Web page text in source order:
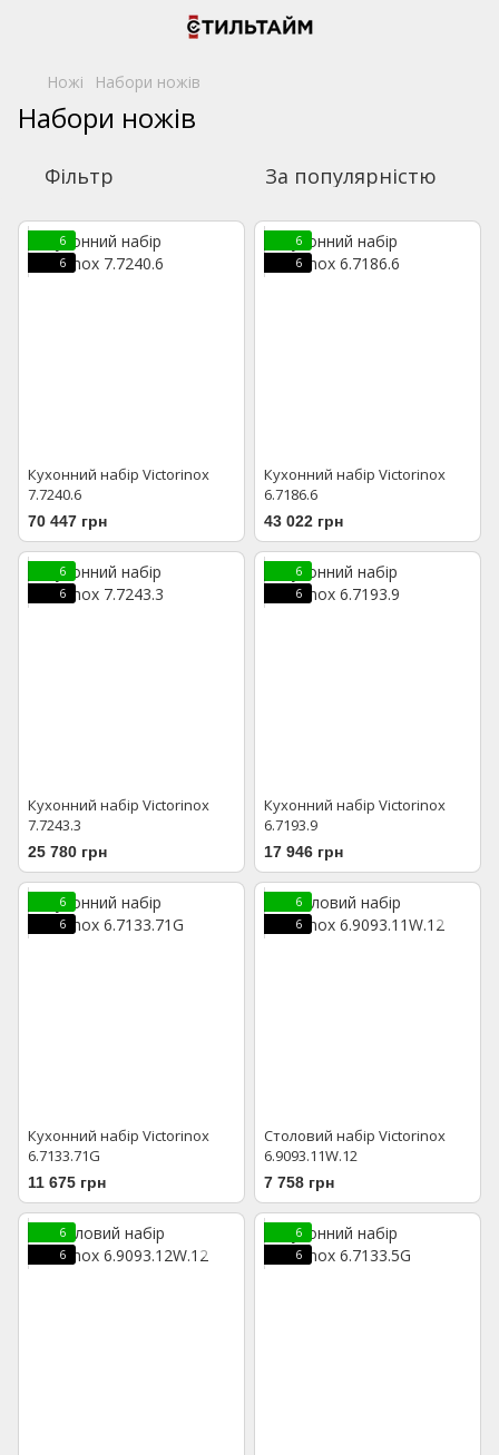
Ножі Набори ножів
Набори ножів
Фільтр За популярністю
6
6
Кухонний набір Victorinox
7.7240.6
70 447 грн
6
6
Кухонний набір Victorinox
6.7186.6
43 022 грн
6
6
Кухонний набір Victorinox
7.7243.3
25 780 грн
6
6
Кухонний набір Victorinox
6.7193.9
17 946 грн
6
6
Кухонний набір Victorinox
6.7133.71G
11 675 грн
6
6
Столовий набір Victorinox
6.9093.11W.12
7 758 грн
6
6
6
6